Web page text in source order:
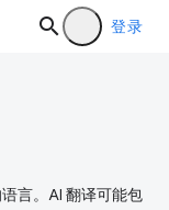
登录
言。AI 翻译可能包